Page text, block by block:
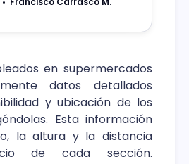
en supermercados
datos detallados
y ubicación de los
Esta información
la altura y la distancia
de cada sección.